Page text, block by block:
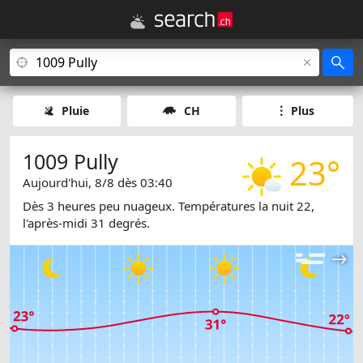
Pluie CH Plus
23°
1009 Pully
Aujourd'hui, 8/8 dès 03:40
Dès 3 heures peu nuageux. Températures la nuit 22,
l'après-midi 31 degrés.